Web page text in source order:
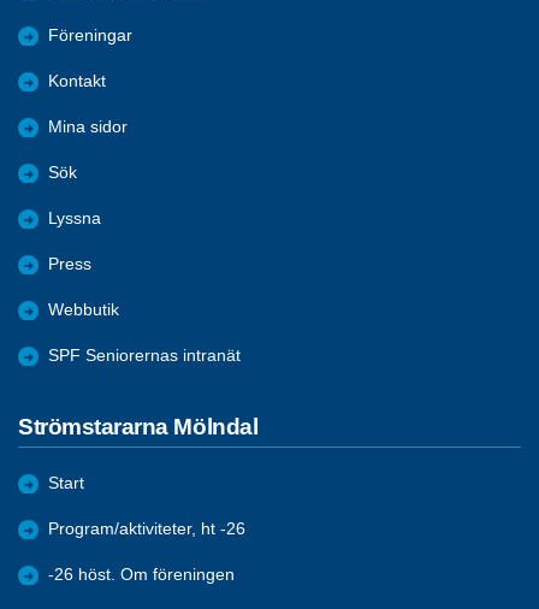
Föreningar
Kontakt
Mina sidor
Sök
Lyssna
Press
Webbutik
SPF Seniorernas intranät
Strömstararna Mölndal
Start
Program/aktiviteter, ht -26
-26 höst. Om föreningen